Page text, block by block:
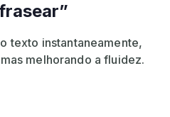
texto instantaneamente,
melhorando a fluidez.